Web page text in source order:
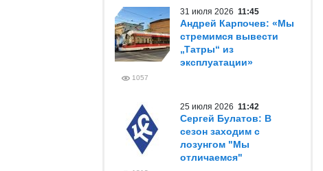
31 июля 2026 11:45
Андрей Карпочев: «Мы
стремимся вывести
„Татры“ из
эксплуатации»
1057
25 июля 2026 11:42
Сергей Булатов: В
сезон заходим с
лозунгом "Мы
отличаемся"